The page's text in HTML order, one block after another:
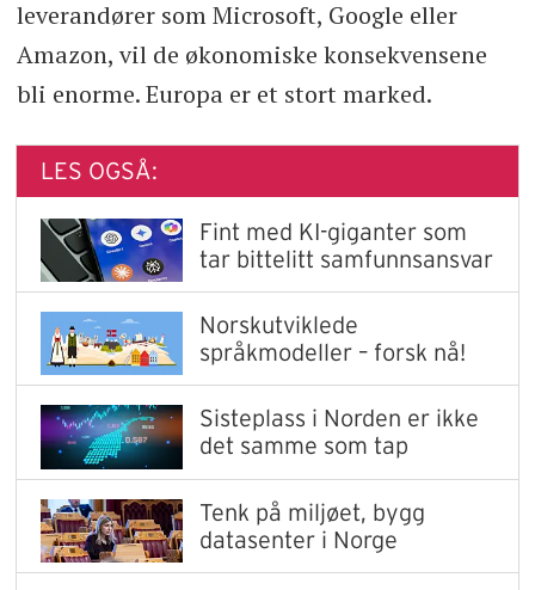
leverandører som Microsoft, Google eller
Amazon, vil de økonomiske konsekvensene
bli enorme. Europa er et stort marked.
LES OGSÅ:
Fint med KI-giganter som
tar bittelitt samfunnsansvar
Norskutviklede
språkmodeller – forsk nå!
Sisteplass i Norden er ikke
det samme som tap
Tenk på miljøet, bygg
datasenter i Norge